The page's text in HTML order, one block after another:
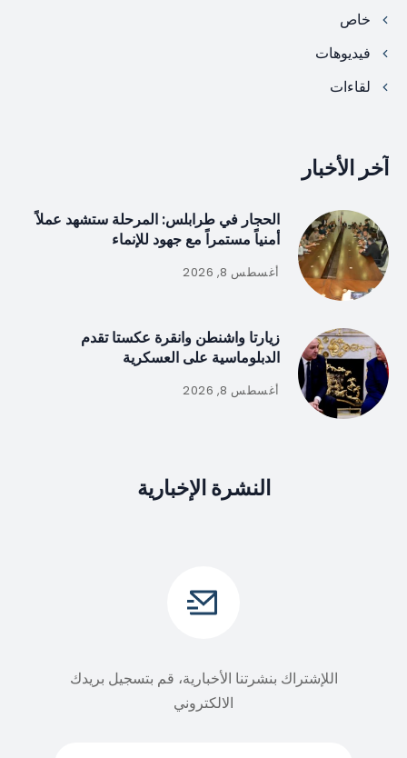
خاص
فيديوهات
لقاءات
آخر الأخبار
الحجار في طرابلس: المرحلة ستشهد عملاً
أمنياً مستمراً مع جهود للإنماء
أغسطس 8, 2026
زيارتا واشنطن وانقرة عكستا تقدم
الدبلوماسية على العسكرية
أغسطس 8, 2026
النشرة الإخبارية
اللإشتراك بنشرتنا الأخبارية، قم بتسجيل بريدك
الالكتروني